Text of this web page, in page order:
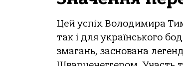
Цей успіх Володимира
так і для українського
змагань, заснована